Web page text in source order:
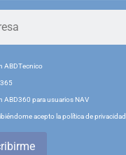
ABDTecnico
ABD360 para usuarios NAV
acepto la política de privacidad